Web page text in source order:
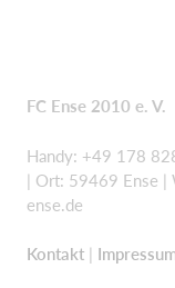
FC Ense 2010 e. V.
Handy: +49 178
| Ort: 59469 Ense |
ense.de
Kontakt